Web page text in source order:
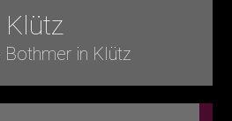
Klütz
in Klütz